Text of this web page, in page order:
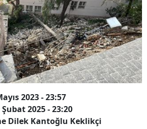
2023 - 23:57
Şubat 2025 - 23:20
Dilek Kantoğlu Keklikçi